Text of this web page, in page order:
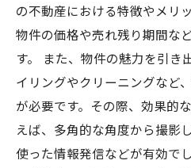
の不動産における特徴やメリ
物件の価格や売れ残り期間な
す。 また、物件の魅力を引き
イリングやクリーニングなど
が必要です。その際、効果的
えば、多角的な角度から撮影
使った情報発信などが有効で